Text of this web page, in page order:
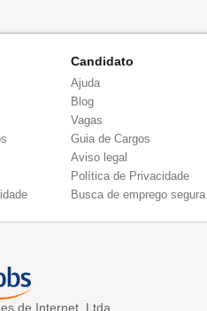
Candidato
Ajuda
Blog
Vagas
Guia de Cargos
Aviso legal
Política de Privacidade
Busca de emprego segura
de Internet, Ltda.